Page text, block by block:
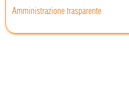
Amministrazione trasparente